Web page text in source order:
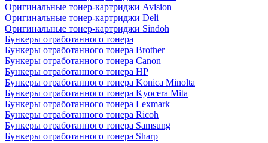
Оригинальные тонер-картриджи Avision
Оригинальные тонер-картриджи Deli
Оригинальные тонер-картриджи Sindoh
Бункеры отработанного тонера
Бункеры отработанного тонера Brother
Бункеры отработанного тонера Canon
Бункеры отработанного тонера HP
Бункеры отработанного тонера Konica Minolta
Бункеры отработанного тонера Kyocera Mita
Бункеры отработанного тонера Lexmark
Бункеры отработанного тонера Ricoh
Бункеры отработанного тонера Samsung
Бункеры отработанного тонера Sharp